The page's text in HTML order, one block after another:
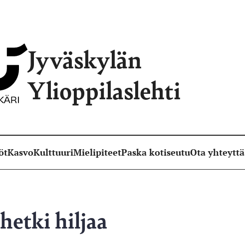
Jyväskylän
Ylioppilaslehti
KasvoKulttuuriMielipiteetPaska kotiseutuOta yhteyttä
hiljaa